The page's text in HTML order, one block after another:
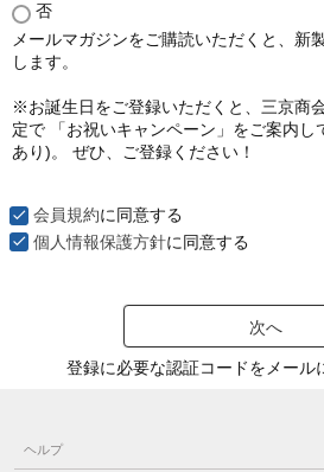
須
)
否
メールマガジンをご購読いただくと、新
します。
※お誕生日をご登録いただくと、三京商
定で 「お祝いキャンペーン」をご案内し
あり)。 ぜひ、ご登録ください！
会員規約に同意する
個人情報保護方針に同意する
次へ
登録に必要な認証コードをメール
ヘルプ